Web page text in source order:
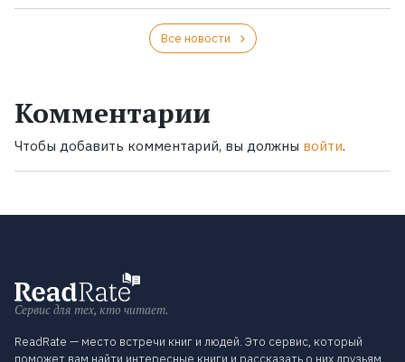
Все новости
Комментарии
Чтобы добавить комментарий, вы должны войти.
Сервис для тех, кто читает.
ReadRate — место встречи книг и людей. Это сервис, который
поможет вам найти интересные книги и рассказать о них друзьям.